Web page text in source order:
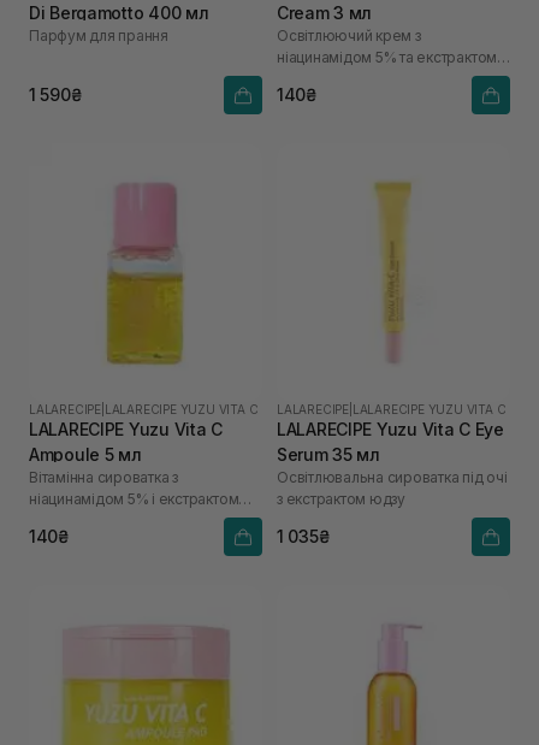
Di Bergamotto 400 мл
Парфум для прання
1 590₴
Cream 3 мл
Освітлюючий крем з
ніацинамідом 5% та екстрактом
140₴
LALARECIPE LALARECIPE YUZU VITA C
LALARECIPE Yuzu Vita C
Ampoule 5 мл
Вітамінна сироватка з
ніацинамідом 5% і екстрактом
140₴
LALARECIPE LALARECIPE YUZU VITA C
LALARECIPE Yuzu Vita C Eye
Serum 35 мл
Освітлювальна сироватка під очі
з екстрактом юдзу
1 035₴